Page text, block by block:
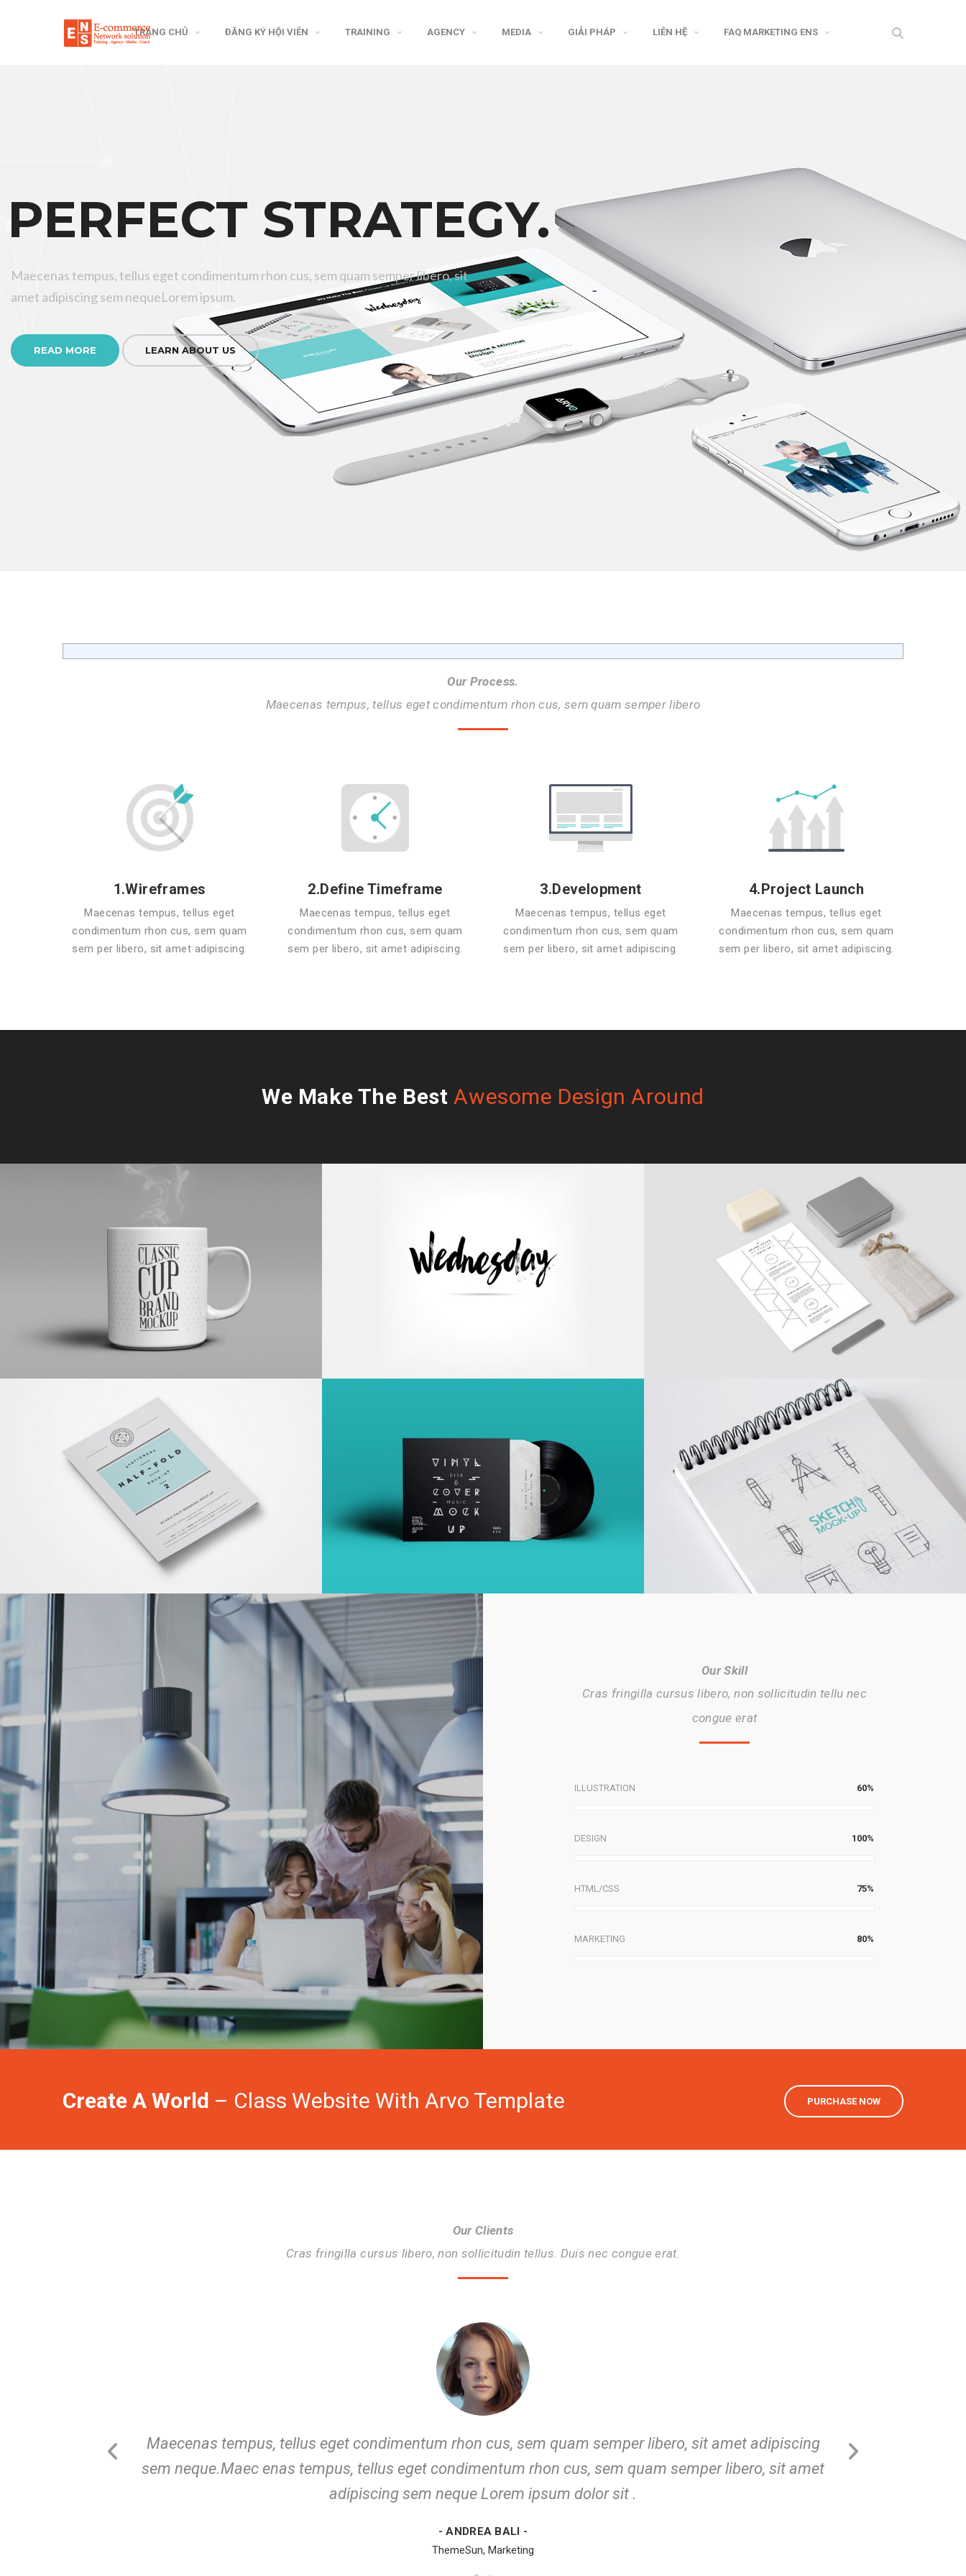
TRANG CHỦ ĐĂNG KÝ HỘI VIÊN TRAINING AGENCY MEDIA GIẢI PHÁP LIÊN HỆ FAQ MARKETING ENS
PERFECT STRATEGY.
Maecenas tempus, tellus eget condimentum rhon cus, sem quam semper libero, sit
amet adipiscing sem nequeLorem ipsum.
READ MORE LEARN ABOUT US
Our Process.
Maecenas tempus, tellus eget condimentum rhon cus, sem quam semper libero
1.Wireframes
Maecenas tempus, tellus eget
condimentum rhon cus, sem quam
sem per libero, sit amet adipiscing.
2.Define Timeframe
Maecenas tempus, tellus eget
condimentum rhon cus, sem quam
sem per libero, sit amet adipiscing.
3.Development
Maecenas tempus, tellus eget
condimentum rhon cus, sem quam
sem per libero, sit amet adipiscing.
4.Project Launch
Maecenas tempus, tellus eget
condimentum rhon cus, sem quam
sem per libero, sit amet adipiscing.
We Make The Best Awesome Design Around
Our Skill
Cras fringilla cursus libero, non sollicitudin tellu nec
congue erat
ILLUSTRATION 60%
DESIGN 100%
HTML/CSS 75%
MARKETING 80%
Create A World – Class Website With Arvo Template PURCHASE NOW
Our Clients
Cras fringilla cursus libero, non sollicitudin tellus. Duis nec congue erat.
Maecenas tempus, tellus eget condimentum rhon cus, sem quam semper libero, sit amet adipiscing
sem neque.Maec enas tempus, tellus eget condimentum rhon cus, sem quam semper libero, sit amet
adipiscing sem neque Lorem ipsum dolor sit .
- ANDREA BALI -
ThemeSun, Marketing
Nibh omnium